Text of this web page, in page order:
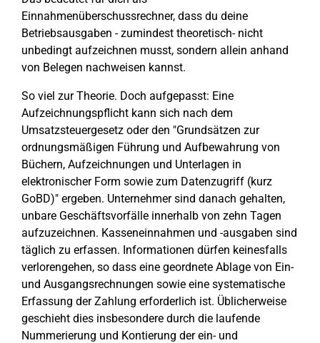
Einnahmenüberschussrechner, dass du deine
Betriebsausgaben - zumindest theoretisch- nicht
unbedingt aufzeichnen musst, sondern allein anhand
von Belegen nachweisen kannst.
So viel zur Theorie. Doch aufgepasst: Eine
Aufzeichnungspflicht kann sich nach dem
Umsatzsteuergesetz oder den "Grundsätzen zur
ordnungsmäßigen Führung und Aufbewahrung von
Büchern, Aufzeichnungen und Unterlagen in
elektronischer Form sowie zum Datenzugriff (kurz
GoBD)" ergeben. Unternehmer sind danach gehalten,
unbare Geschäftsvorfälle innerhalb von zehn Tagen
aufzuzeichnen. Kasseneinnahmen und -ausgaben sind
täglich zu erfassen. Informationen dürfen keinesfalls
verlorengehen, so dass eine geordnete Ablage von Ein-
und Ausgangsrechnungen sowie eine systematische
Erfassung der Zahlung erforderlich ist. Üblicherweise
geschieht dies insbesondere durch die laufende
Nummerierung und Kontierung der ein- und